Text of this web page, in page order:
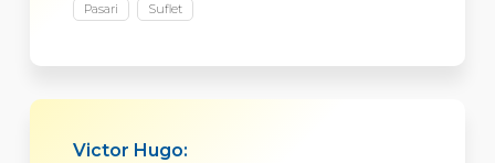
Pasari Suflet
Victor Hugo: